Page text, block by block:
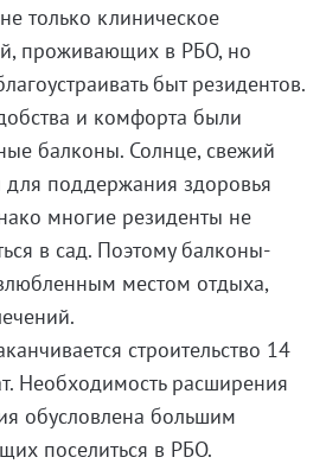
только клиническое
проживающих в РБО, но
быт резидентов.
и комфорта были
балконы. Солнце, свежий
поддержания здоровья
многие резиденты не
в сад. Поэтому балконы-
местом отдыха,
строительство 14
Необходимость расширения
обусловлена большим
поселиться в РБО.